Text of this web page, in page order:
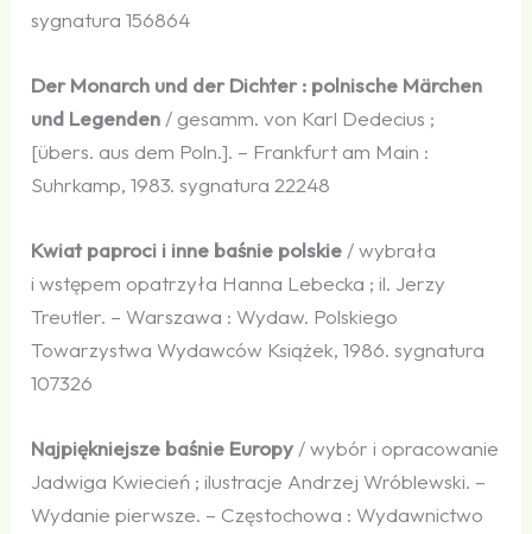
sygnatura 156864
Der Monarch und der Dichter : polnische Märchen
und Legenden / gesamm. von Karl Dedecius ;
[übers. aus dem Poln.]. – Frankfurt am Main :
Suhrkamp, 1983. sygnatura 22248
Kwiat paproci i inne baśnie polskie / wybrała
i wstępem opatrzyła Hanna Lebecka ; il. Jerzy
Treutler. – Warszawa : Wydaw. Polskiego
Towarzystwa Wydawców Książek, 1986. sygnatura
107326
Najpiękniejsze baśnie Europy / wybór i opracowanie
Jadwiga Kwiecień ; ilustracje Andrzej Wróblewski. –
Wydanie pierwsze. – Częstochowa : Wydawnictwo